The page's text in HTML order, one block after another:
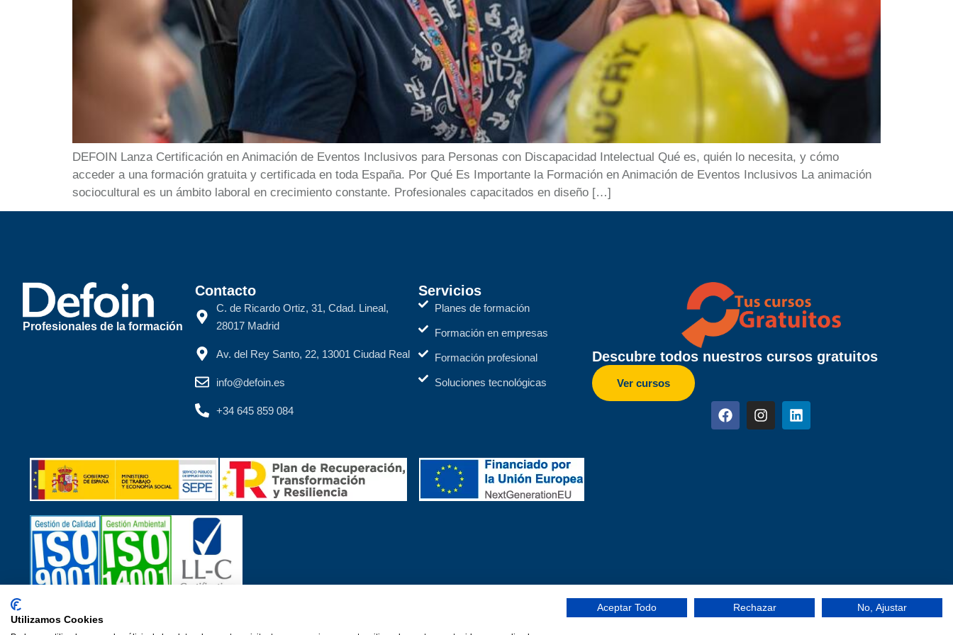
DEFOIN Lanza Certificación en Animación de Eventos Inclusivos para Personas con Discapacidad Intelectual Qué es, quién lo necesita, y cómo
acceder a una formación gratuita y certificada en toda España. Por Qué Es Importante la Formación en Animación de Eventos Inclusivos La animación
sociocultural es un ámbito laboral en crecimiento constante. Profesionales capacitados en diseño […]
Profesionales de la formación
Contacto
C. de Ricardo Ortiz, 31, Cdad. Lineal,
28017 Madrid
Av. del Rey Santo, 22, 13001 Ciudad Real
info@defoin.es
+34 645 859 084
Servicios
Planes de formación
Formación en empresas
Formación profesional
Soluciones tecnológicas
Descubre todos nuestros cursos gratuitos
Ver cursos
Certificados de calidad
Utilizamos Cookies
Aceptar Todo Rechazar No, Ajustar